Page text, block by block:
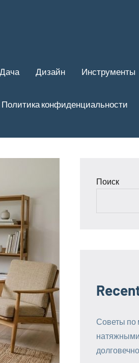
Дача Дизайн Инструменты
Политика конфиденциальности
Поиск
Советы по